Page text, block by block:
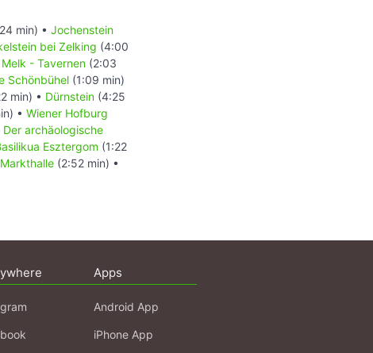
min) • Jochenstein
bei Zelking (4:00
- Tavernen (2:03
Schönbühel (1:09 min)
min) • Dürnstein (4:25
• Wiener Hofburg
Der archäologische
Esztergom (1:22
(2:52 min) •
Apps
Android App
iPhone App